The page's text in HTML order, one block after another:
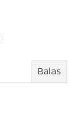
Balas